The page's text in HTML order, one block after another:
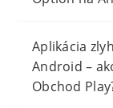
Aplikácia
Android –
Obchod